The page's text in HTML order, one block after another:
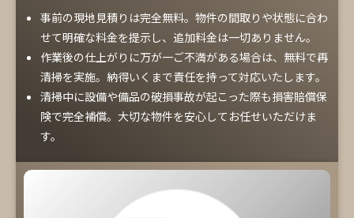
事前の現地見積りは完全無料。物件の間取りや状態に合わ
せて明確な料金を提示し、追加料金は一切ありません。
作業後の仕上がりに万が一ご不満がある場合は、無料で再
清掃を実施。納得いくまで責任を持って対応いたします。
清掃中に設備や備品の破損事故が起こった際も損害賠償保
険で完全補償。大切な物件を安心してお任せいただけま
す。